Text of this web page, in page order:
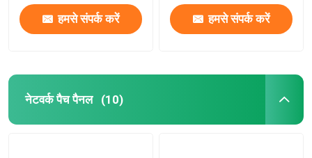
हमसे संपर्क करें हमसे संपर्क करें
नेटवर्क पैच पैनल (10)